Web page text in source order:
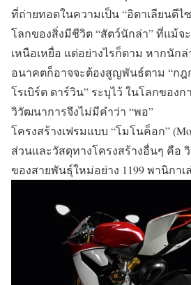
ที่ถ่ายทอดในความเป็น “อิตาเลียนดีไ
โลกของสิ่งมีชีวิต “สัตว์นักล่า” ที่แม้จ
เหนือเหยื่อ แต่อย่างไรก็ตาม หากนัก
อนาคตก็อาจจะต้องสูญพันธ์ตาม “กฎ
โรเบิร์ต ดาร์วิน” ระบุไว้ ในโลกของก
วิวัฒนาการจึงไม่มีคำว่า “พอ”
โครงสร้างเฟรมแบบ “โมโนค็อก”
ส่วนและวัสดุทางโครงสร้างอื่นๆ คือ
ของสายพันธุ์ใหม่อย่าง 1199 พานิกาเล่